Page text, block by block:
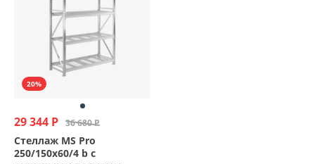
20%
29 344 Р 36 680 Р
Стеллаж MS Pro
250/150x60/4 b с